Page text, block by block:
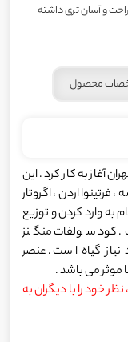
و آسان تری داشته
محصول
در سال 1389 در شهر تهران آغاز به کار کرد . این
اردن ، اگروتار
به وارد کردن و توزیع
کود سولفات منگنز
گیاه است . عنصر
موثر می باشد .
خود را با دیگران به